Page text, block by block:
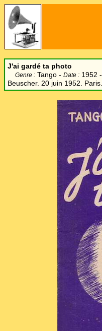
J'ai gardé ta photo
Genre : Tango - Date : 1952 -
Beuscher. 20 juin 1952. Paris.